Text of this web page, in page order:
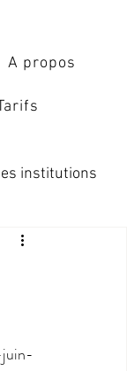
A propos
institutions